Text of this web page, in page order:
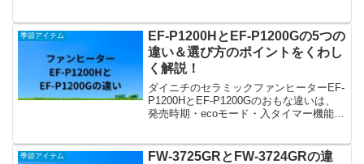
います。
季節アイテム
EF-P1200HとEF-P1200Gの5つの
違い＆選び方のポイントをくわし
く解説！
ダイニチのセラミックファンヒーターEF-
P1200HとEF-P1200Gのおもな違いは、
発売時期・ecoモード・入タイマー機能・
方のポイントを具体的に解説します。
季節アイテム
FW-3725GRとFW-3724GRの違